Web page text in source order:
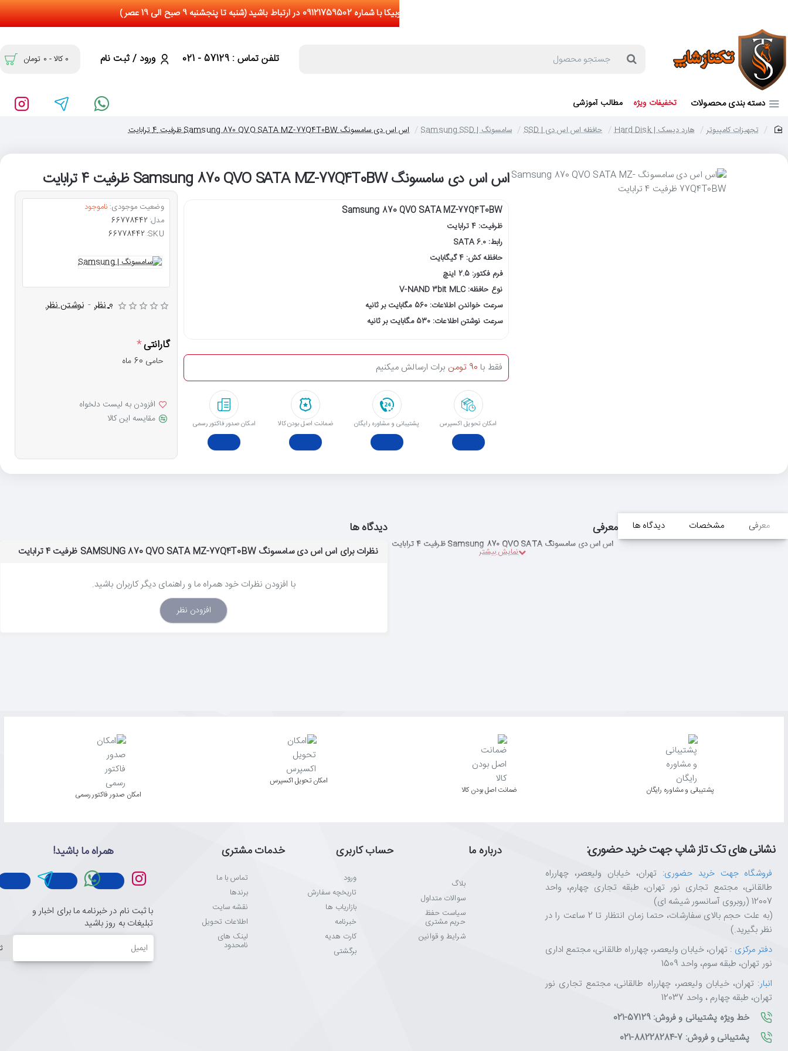
جستجو
تلفن تماس : 57129 - 021 ورود / ثبت نام 0 کالا - 0 تومان
دسته بندی محصولات تخفیفات ویژه مطالب آموزشی
تجهیزات کامپیوتر هارد دیسک | Hard Disk حافظه اس اس دی | SSD سامسونگ | Samsung SSD اس اس دی سامسونگ Samsung 870 QVO SATA MZ-77Q4T0BW ظرفیت 4 ترابایت
اس اس دی سامسونگ Samsung 870 QVO SATA MZ-77Q4T0BW ظرفیت 4 ترابایت
Samsung 870 QVO SATA MZ-77Q4T0BW
ظرفیت: 4 ترابایت
رابط: SATA 6.0
حافظه کش: 4 گیگابایت
فرم فکتور: 2.5 اینچ
نوع حافظه: V-NAND 3bit MLC
سرعت خواندن اطلاعات: 560 مگابایت بر ثانیه
سرعت نوشتن اطلاعات: 530 مگابایت بر ثانیه
امکان تحویل اکسپرس پشتیبانی و مشاوره رایگان ﺿﻤﺎﻧﺖ اﺻﻞ ﺑﻮدن ﮐﺎﻟﺎ امکان صدور فاکتور رسمی
فقط با 90 تومن برات ارسالش میکنیم
وضعیت موجودی: ناموجود
مدل: 66778442
SKU:
66778442
0 نظر - نوشتن نظر
گارانتی
حامی 60 ماه
افزودن به لیست دلخواه
مقایسه این کالا
معرفی مشخصات دیدگاه ها معرفی
اس اس دی سامسونگ Samsung 870 QVO SATA ظرفیت 4 ترابایت
دیدگاه ها
نظرات برای اس اس دی سامسونگ SAMSUNG 870 QVO SATA MZ-77Q4T0BW ظرفیت 4 ترابایت
با افزودن نظرات خود همراه ما و راهنمای دیگر کاربران باشید.
افزودن نظر
پشتیبانی و مشاوره رایگان ﺿﻤﺎﻧﺖ اﺻﻞ ﺑﻮدن ﮐﺎﻟﺎ
اﻣﮑﺎن ﺗﺤﻮﯾﻞ اﮐﺴﭙﺮس
امکان صدور فاکتور رسمی
نشانی های تک تاز شاپ جهت خرید حضوری:
فروشگاه جهت خرید حضوری: تهران، خیابان ولیعصر، چهارراه
طالقانی، مجتمع تجاری نور تهران، طبقه تجاری چهارم، واحد
12007 (روبروی آسانسور شیشه ای)
(به علت حجم بالای سفارشات، حتما زمان انتظار تا 2 ساعت را در
نظر بگیرید.)
دفتر مرکزی : تهران، خیابان ولیعصر، چهارراه طالقانی، مجتمع اداری
نور تهران، طبقه سوم، واحد 1509
انبار: تهران، خیابان ولیعصر، چهارراه طالقانی، مجتمع تجاری نور
تهران، طبقه چهارم ، واحد 12037
خط ویژه پشتیبانی و فروش: 57129-021
پشتیبانی و فروش: 7-88228284-021
درباره ما
بلاگ
سوالات متداول
سیاست حفظ
حریم مشتری
شرایط و قوانین
حساب کاربری
ورود
تاریخچه سفارش
بازاریاب ها
خبرنامه
کارت هدیه
برگشتی
خدمات مشتری
تماس با ما
برندها
نقشه سایت
اطلاعات تحویل
لینک های
نامحدود
همراه ما باشید!
با ثبت نام در خبرنامه ما برای اخبار و
تبلیغات به روز باشید
ایمیل